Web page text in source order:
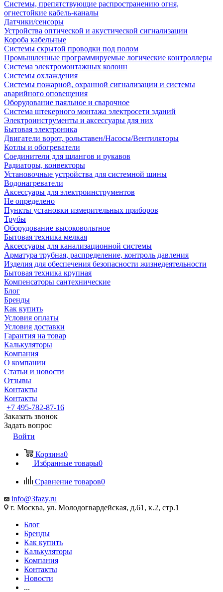
Системы, препятствующие распространению огня,
огнестойкие кабель-каналы
Датчики/сенсоры
Устройства оптической и акустической сигнализации
Короба кабельные
Системы скрытой проводки под полом
Промышленные программируемые логические контроллеры
Система электромонтажных колонн
Системы охлаждения
Системы пожарной, охранной сигнализации и системы
аварийного оповещения
Оборудование паяльное и сварочное
Система штекерного монтажа электросети зданий
Электроинструменты и аксессуары для них
Бытовая электроника
Двигатели ворот, рольставен/Насосы/Вентиляторы
Котлы и обогреватели
Соединители для шлангов и рукавов
Радиаторы, конвекторы
Установочные устройства для системной шины
Водонагреватели
Аксессуары для электроинструментов
Не определено
Пункты установки измерительных приборов
Трубы
Оборудование высоковольтное
Бытовая техника мелкая
Аксессуары для канализационной системы
Арматура трубная, распределение, контроль давления
Изделия для обеспечения безопасности жизнедеятельности
Бытовая техника крупная
Компенсаторы сантехнические
Блог
Бренды
Как купить
Условия оплаты
Условия доставки
Гарантия на товар
Калькуляторы
Компания
О компании
Статьи и новости
Отзывы
Контакты
Контакты
+7 495-782-87-16
Заказать звонок
Задать вопрос
Войти
Корзина0
Избранные товары0
Сравнение товаров0
info@3fazy.ru
г. Москва, ул. Молодогвардейская, д.61, к.2, стр.1
Блог
Бренды
Как купить
Калькуляторы
Компания
Контакты
Новости
...